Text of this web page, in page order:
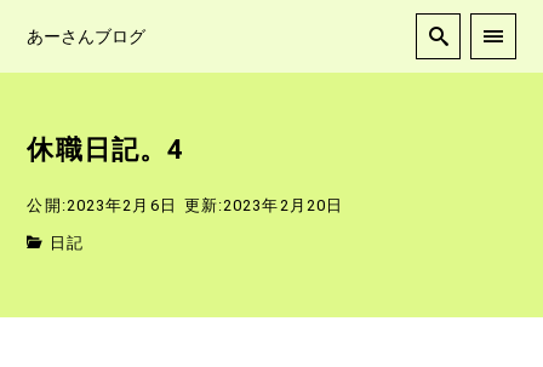
あーさんブログ
休職日記。4
公開:2023年2月6日 更新:2023年2月20日
日記